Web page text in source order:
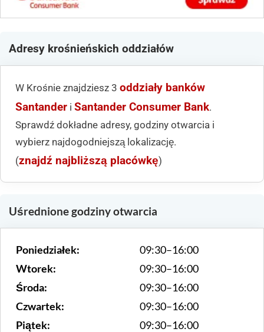
Adresy krośnieńskich oddziałów
W Krośnie znajdziesz 3 oddziały banków
Santander i Santander Consumer Bank.
Sprawdź dokładne adresy, godziny otwarcia i
wybierz najdogodniejszą lokalizację.
(znajdź najbliższą placówkę)
Uśrednione godziny otwarcia
Poniedziałek:
09:30–16:00
Wtorek:
09:30–16:00
Środa:
09:30–16:00
Czwartek:
09:30–16:00
Piątek:
09:30–16:00